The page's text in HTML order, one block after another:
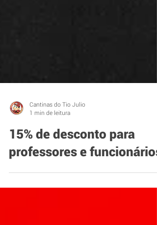
1 min de leitura
15% de desconto para
professores e